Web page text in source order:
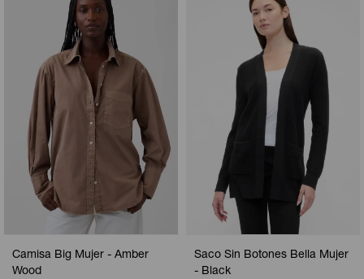
Camisa Big Mujer - Amber
Wood
Saco Sin Botones Bella Mujer
- Black